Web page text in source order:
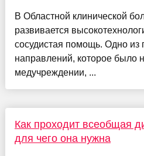
В Областной клинической
развивается
сосудистая помощь. Одно из
направлений, которое было
медучреждении, ...
Как проходит всеобщая
для чего она нужна